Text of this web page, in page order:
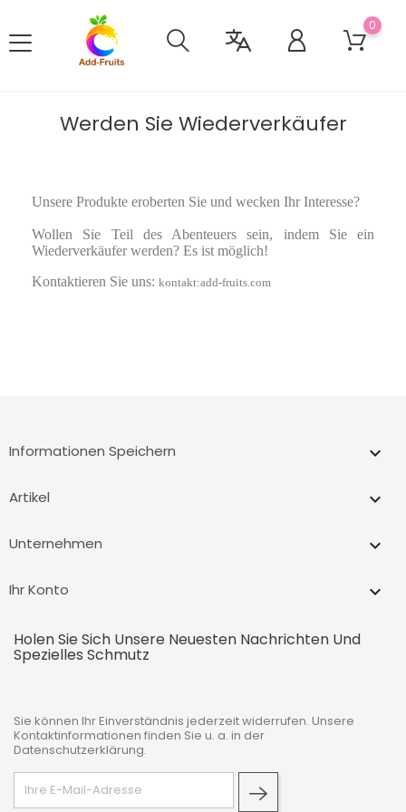
0
Werden Sie Wiederverkäufer
Unsere Produkte eroberten Sie und wecken Ihr Interesse?
Wollen Sie Teil des Abenteuers sein, indem Sie ein
Wiederverkäufer werden? Es ist möglich!
Kontaktieren Sie uns: kontakt:add-fruits.com
Informationen Speichern keyboard_arrow_down
Artikel 
Unternehmen 
Ihr Konto 
Holen Sie Sich Unsere Neuesten Nachrichten Und
Spezielles Schmutz
Sie können Ihr Einverständnis jederzeit widerrufen. Unsere
Kontaktinformationen finden Sie u. a. in der
Datenschutzerklärung.